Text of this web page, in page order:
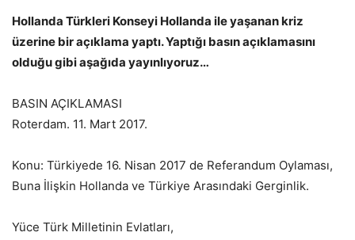
Hollanda Türkleri Konseyi Hollanda ile yaşanan kriz
üzerine bir açıklama yaptı. Yaptığı basın açıklamasını
olduğu gibi aşağıda yayınlıyoruz…
BASIN AÇIKLAMASI
Roterdam. 11. Mart 2017.
Konu: Türkiyede 16. Nisan 2017 de Referandum Oylaması,
Buna İlişkin Hollanda ve Türkiye Arasındaki Gerginlik.
Yüce Türk Milletinin Evlatları,